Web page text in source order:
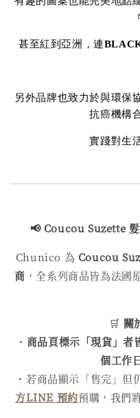
甚至紅到亞洲，連
另外品牌也致力於與環保
抗癌機構
實踐對生
📢 Coucou Suzette
Chunico 為 Coucou
商 ，全系列商品皆為法國
🛒 關
・ 商品頁標示「現貨」者
個工作
・若商品顯示「售完」
方LINE 預約預購，我們